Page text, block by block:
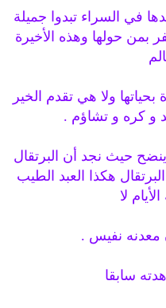
في السراء تبدوا جميلة
بمن حولها وهذه الأخيرة
ولا هي تقدم الخير
و كره و تشاؤم .
حيث نجد أن البرتقال
هكذا العبد الطيب
لا
معدنه نفيس .
سابقا